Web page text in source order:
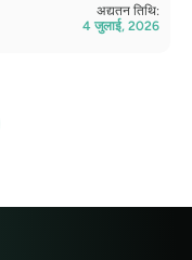
अद्यतन तिथि:
4 जुलाई, 2026